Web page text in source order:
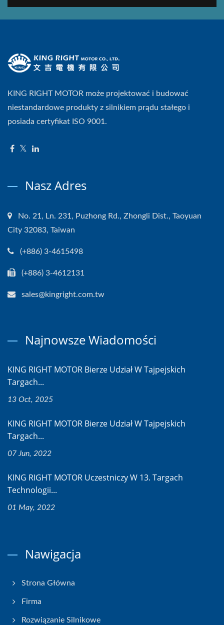
KING RIGHT MOTOR może projektować i budować
niestandardowe produkty z silnikiem prądu stałego i
posiada certyfikat ISO 9001.
Nasz Adres
No. 21, Ln. 231, Puzhong Rd., Zhongli Dist., Taoyuan
City 32083, Taiwan
(+886) 3-4615498
(+886) 3-4612131
sales@kingright.com.tw
Najnowsze Wiadomości
KING RIGHT MOTOR Bierze Udział W Tajpejskich
Targach...
13 Oct, 2025
KING RIGHT MOTOR Bierze Udział W Tajpejskich
Targach...
07 Jun, 2022
KING RIGHT MOTOR Uczestniczy W 13. Targach
Technologii...
01 May, 2022
Nawigacja
Strona Główna
Firma
Rozwiązanie Silnikowe